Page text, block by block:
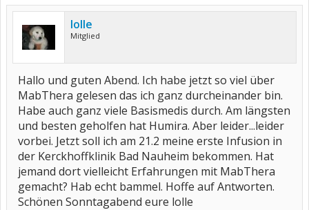
lolle
Mitglied
Hallo und guten Abend. Ich habe jetzt so viel über
MabThera gelesen das ich ganz durcheinander bin.
Habe auch ganz viele Basismedis durch. Am längsten
und besten geholfen hat Humira. Aber leider...leider
vorbei. Jetzt soll ich am 21.2 meine erste Infusion in
der Kerckhoffklinik Bad Nauheim bekommen. Hat
jemand dort vielleicht Erfahrungen mit MabThera
gemacht? Hab echt bammel. Hoffe auf Antworten.
Schönen Sonntagabend eure lolle